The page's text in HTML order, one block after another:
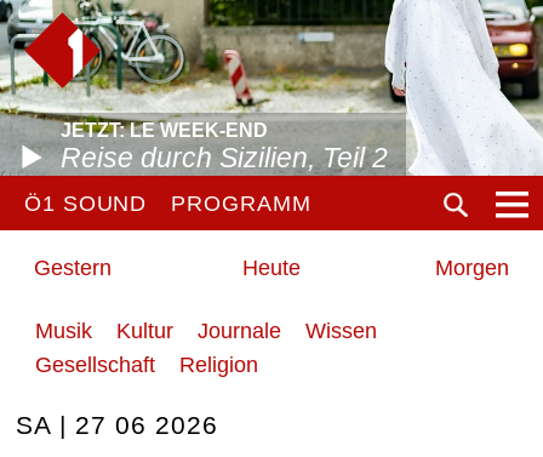
JETZT: LE WEEK-END
Reise durch Sizilien, Teil 2
Ö1 SOUND PROGRAMM
Gestern Heute Morgen
Musik Kultur Journale
Wissen
Gesellschaft
Religion
SA | 27 06 2026